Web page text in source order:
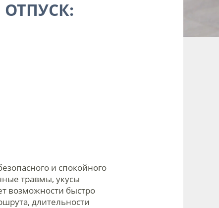
и спокойного
травмы, укусы
возможности быстро
длительности